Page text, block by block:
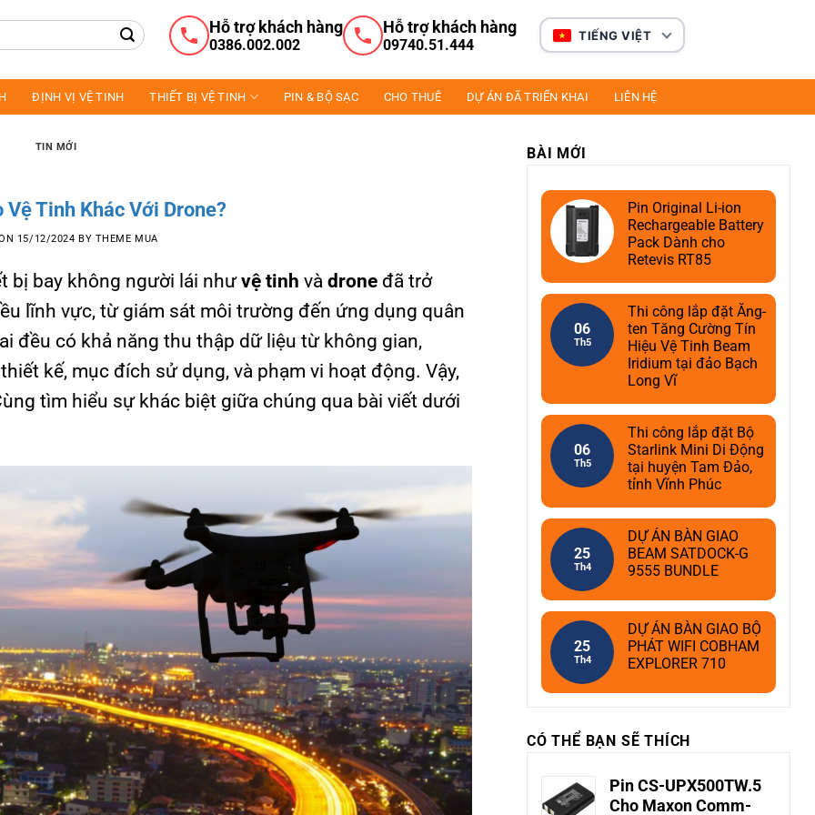
Hỗ trợ khách hàng
0386.002.002
Hỗ trợ khách hàng
09740.51.444
TIẾNG VIỆT
ĐỊNH VỊ VỆ TINH THIẾT BỊ VỆ TINH PIN & BỘ SẠC CHO THUÊ DỰ ÁN ĐÃ TRIỂN KHAI LIÊN HỆ
TIN MỚI
Vệ Tinh Khác Với Drone?
15/12/2024 BY THEME MUA
bị bay không người lái nhưvệ tinh và drone đã trở
lĩnh vực, từ giám sát môi trường đến ứng dụng quân
đều có khả năng thu thập dữ liệu từ không gian,
kế, mục đích sử dụng, và phạm vi hoạt động. Vậy,
tìm hiểu sự khác biệt giữa chúng qua bài viết dưới
BÀI MỚI
Pin Original Li-ion
Rechargeable Battery
Pack Dành cho
Retevis RT85
06
Th5
Thi công lắp đặt Ăng-
ten Tăng Cường Tín
Hiệu Vệ Tinh Beam
Iridium tại đảo Bạch
Long Vĩ
06
Th5
Thi công lắp đặt Bộ
Starlink Mini Di Động
tại huyện Tam Đảo,
tỉnh Vĩnh Phúc
25
Th4
DỰ ÁN BÀN GIAO
BEAM SATDOCK-G
9555 BUNDLE
25
Th4
DỰ ÁN BÀN GIAO BỘ
PHÁT WIFI COBHAM
EXPLORER 710
CÓ THỂ BẠN SẼ THÍCH
Pin CS-UPX500TW.5
Cho Maxon Comm-